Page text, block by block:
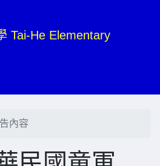
Tai-He Elementary
內容